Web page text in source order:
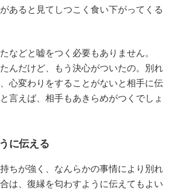
あると見てしつこく食い下がってくる
などと嘘をつく必要もありません。
んだけど、もう決心がついたの。別れ
心変わりをすることがないと相手に伝
言えば、相手もあきらめがつくでしょ
に伝える
ちが強く、なんらかの事情により別れ
は、復縁を匂わすように伝えてもよい